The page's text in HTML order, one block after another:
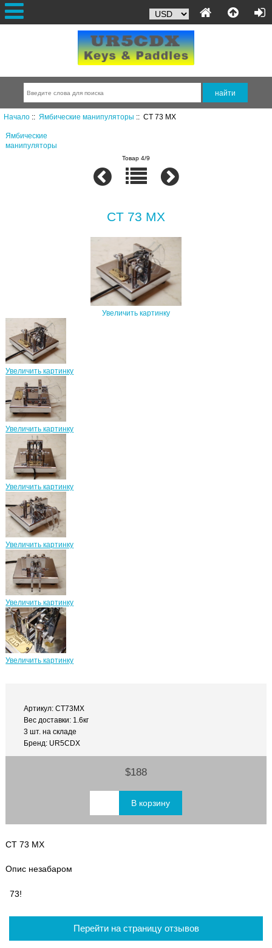
Начало:: Ямбические манипуляторы :: CT 73 MX
Ямбические
манипуляторы
Товар 4/9
CT 73 MX
Увеличить картинку
Увеличить картинку
Увеличить картинку
Увеличить картинку
Увеличить картинку
Увеличить картинку
Увеличить картинку
Артикул: CT73MX
Вес доставки: 1.6кг
3 шт. на складе
Бренд: UR5CDX
$188
СТ 73 МХ
Опис незабаром
73!
Перейти на страницу отзывов